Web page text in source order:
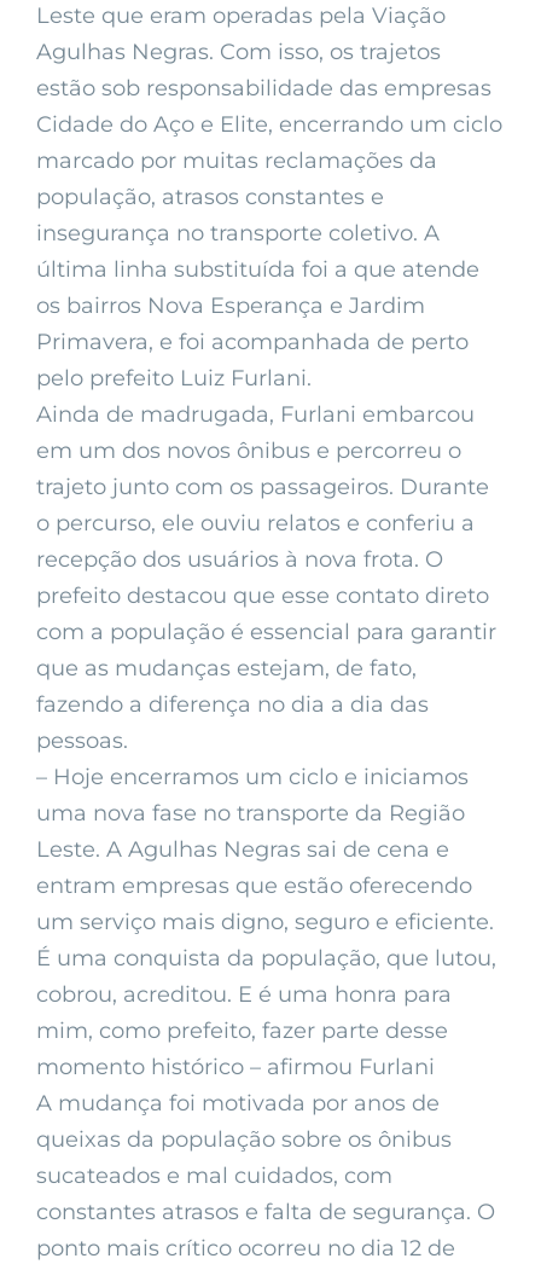
Leste que eram operadas pela Viação
Agulhas Negras. Com isso, os trajetos
estão sob responsabilidade das empresas
Cidade do Aço e Elite, encerrando um ciclo
marcado por muitas reclamações da
população, atrasos constantes e
insegurança no transporte coletivo. A
última linha substituída foi a que atende
os bairros Nova Esperança e Jardim
Primavera, e foi acompanhada de perto
pelo prefeito Luiz Furlani.
Ainda de madrugada, Furlani embarcou
em um dos novos ônibus e percorreu o
trajeto junto com os passageiros. Durante
o percurso, ele ouviu relatos e conferiu a
recepção dos usuários à nova frota. O
prefeito destacou que esse contato direto
com a população é essencial para garantir
que as mudanças estejam, de fato,
fazendo a diferença no dia a dia das
pessoas.
– Hoje encerramos um ciclo e iniciamos
uma nova fase no transporte da Região
Leste. A Agulhas Negras sai de cena e
entram empresas que estão oferecendo
um serviço mais digno, seguro e eficiente.
É uma conquista da população, que lutou,
cobrou, acreditou. E é uma honra para
mim, como prefeito, fazer parte desse
momento histórico – afirmou Furlani
A mudança foi motivada por anos de
queixas da população sobre os ônibus
sucateados e mal cuidados, com
constantes atrasos e falta de segurança. O
ponto mais crítico ocorreu no dia 12 de